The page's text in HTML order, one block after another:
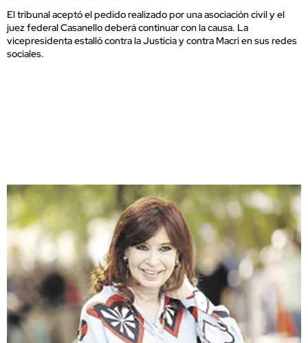
El tribunal aceptó el pedido realizado por una asociación civil y el
juez federal Casanello deberá continuar con la causa. La
vicepresidenta estalló contra la Justicia y contra Macri en sus redes
sociales.